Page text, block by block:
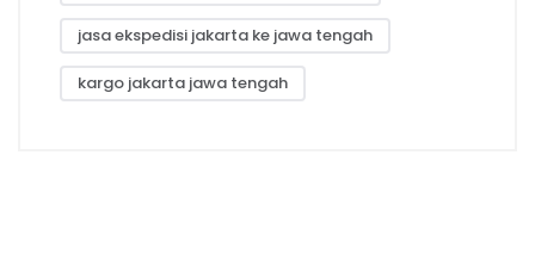
jasa ekspedisi jakarta ke jawa tengah
kargo jakarta jawa tengah